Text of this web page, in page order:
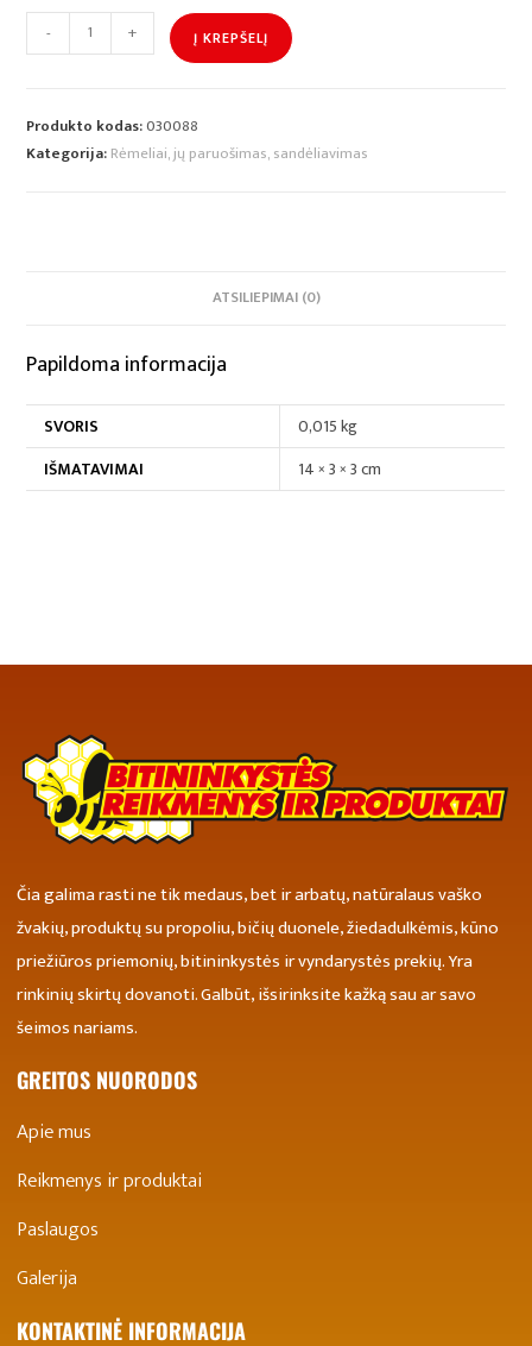
- + Į KREPŠELĮ
Produkto kodas:030088
Kategorija:Rėmeliai, jų paruošimas, sandėliavimas
ATSILIEPIMAI (0)
Papildoma informacija
SVORIS
0,015 kg
IŠMATAVIMAI
14 × 3 × 3 cm
Čia galima rasti ne tik medaus, bet ir arbatų, natūralaus vaško
žvakių, produktų su propoliu, bičių duonele, žiedadulkėmis, kūno
priežiūros priemonių, bitininkystės ir vyndarystės prekių. Yra
rinkinių skirtų dovanoti. Galbūt, išsirinksite kažką sau ar savo
šeimos nariams.
GREITOS NUORODOS
Apie mus
Reikmenys ir produktai
Paslaugos
Galerija
KONTAKTINĖ INFORMACIJA